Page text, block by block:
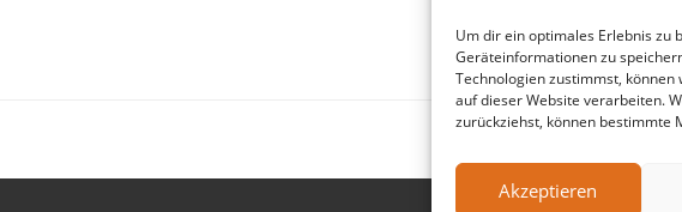
Um dir ein optimales Erlebnis zu
Geräteinformationen zu
Technologien zustimmst,
auf dieser Website verarbeiten.
zurückziehst, können bestimmte
Akzeptieren
Juli